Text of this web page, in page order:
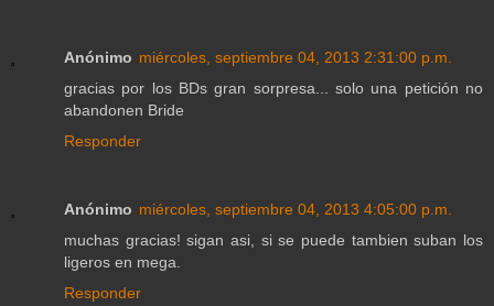
Anónimo miércoles, septiembre 04, 2013 2:31:00 p.m.
gracias por los BDs gran sorpresa... solo una petición no
abandonen Bride
Responder
Anónimo miércoles, septiembre 04, 2013 4:05:00 p.m.
muchas gracias! sigan asi, si se puede tambien suban los
ligeros en mega.
Responder